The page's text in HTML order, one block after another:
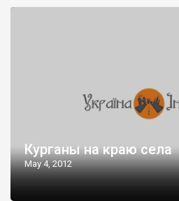
Курганы на краю села
May 4, 2012